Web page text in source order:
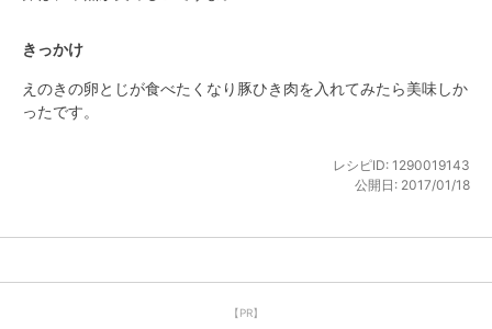
きっかけ
えのきの卵とじが食べたくなり豚ひき肉を入れてみたら美味しか
ったです。
レシピID: 1290019143
公開日: 2017/01/18
【PR】